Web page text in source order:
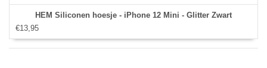
HEM Siliconen hoesje - iPhone 12 Mini - Glitter Zwart
€13,95